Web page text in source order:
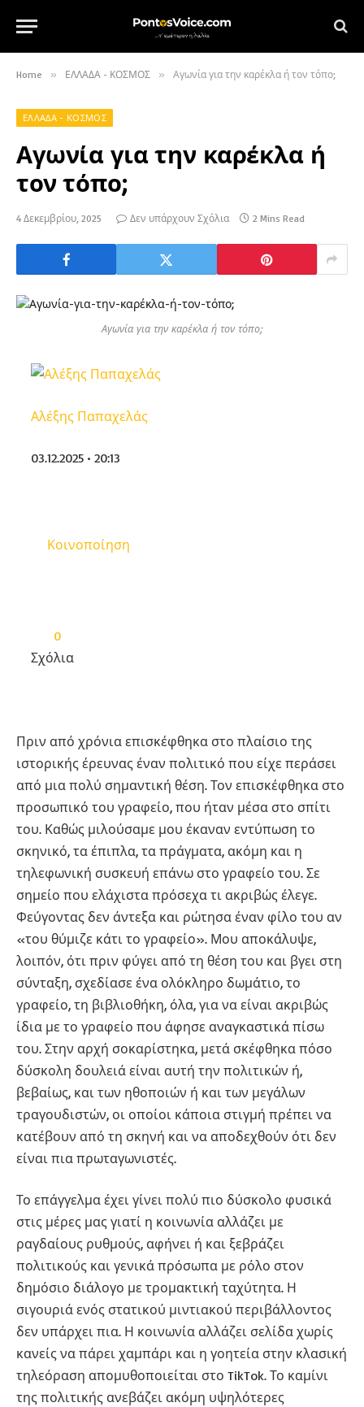
Home » ΕΛΛΑΔΑ - ΚΟΣΜΟΣ » Αγωνία για την καρέκλα ή τον τόπο;
ΕΛΛΑΔΑ - ΚΟΣΜΟΣ
Αγωνία για την καρέκλα ή
τον τόπο;
4 Δεκεμβρίου, 2025 Δεν υπάρχουν Σχόλια 2 Mins Read
Αγωνία για την καρέκλα ή τον τόπο;
Αλέξης Παπαχελάς
03.12.2025 • 20:13
Κοινοποίηση
0
Σχόλια
Πριν από χρόνια επισκέφθηκα στο πλαίσιο της
ιστορικής έρευνας έναν πολιτικό που είχε περάσει
από μια πολύ σημαντική θέση. Τον επισκέφθηκα στο
προσωπικό του γραφείο, που ήταν μέσα στο σπίτι
του. Καθώς μιλούσαμε μου έκαναν εντύπωση το
σκηνικό, τα έπιπλα, τα πράγματα, ακόμη και η
τηλεφωνική συσκευή επάνω στο γραφείο του. Σε
σημείο που ελάχιστα πρόσεχα τι ακριβώς έλεγε.
Φεύγοντας δεν άντεξα και ρώτησα έναν φίλο του αν
«του θύμιζε κάτι το γραφείο». Μου αποκάλυψε,
λοιπόν, ότι πριν φύγει από τη θέση του και βγει στη
σύνταξη, σχεδίασε ένα ολόκληρο δωμάτιο, το
γραφείο, τη βιβλιοθήκη, όλα, για να είναι ακριβώς
ίδια με το γραφείο που άφησε αναγκαστικά πίσω
του. Στην αρχή σοκαρίστηκα, μετά σκέφθηκα πόσο
δύσκολη δουλειά είναι αυτή την πολιτικών ή,
βεβαίως, και των ηθοποιών ή και των μεγάλων
τραγουδιστών, οι οποίοι κάποια στιγμή πρέπει να
κατέβουν από τη σκηνή και να αποδεχθούν ότι δεν
είναι πια πρωταγωνιστές.
Το επάγγελμα έχει γίνει πολύ πιο δύσκολο φυσικά
στις μέρες μας γιατί η κοινωνία αλλάζει με
ραγδαίους ρυθμούς, αφήνει ή και ξεβράζει
πολιτικούς και γενικά πρόσωπα με ρόλο στον
δημόσιο διάλογο με τρομακτική ταχύτητα. Η
σιγουριά ενός στατικού μιντιακού περιβάλλοντος
δεν υπάρχει πια. Η κοινωνία αλλάζει σελίδα χωρίς
κανείς να πάρει χαμπάρι και η γοητεία στην κλασική
τηλεόραση απομυθοποιείται στο TikTok. Το καμίνι
της πολιτικής ανεβάζει ακόμη υψηλότερες